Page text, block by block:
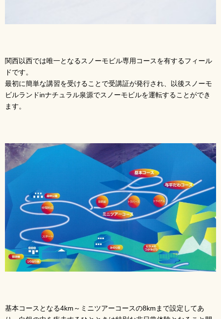
関西以西では唯一となるスノーモビル専用コースを有するフィール
ドです。
最初に簡単な講習を受けることで受講証が発行され、以後スノーモ
ビルランドinナチュラル泉源でスノーモビルを運転することができ
ます。
基本コースとなる4km～ミニツアーコースの8kmまで設定してあ